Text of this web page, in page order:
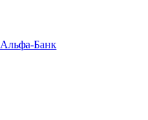
Альфа-Банк